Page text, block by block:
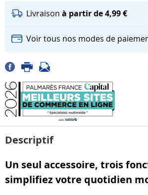
Livraison à partir de 4,99 €
Voir tous nos modes de
Descriptif
Un seul accessoire, trois
simplifiez votre quotidien